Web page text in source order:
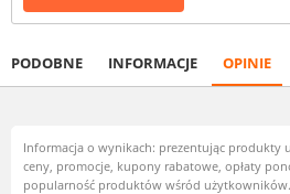
PODOBNE INFORMACJE OPINIE
Informacja o wynikach: prezentując produkty
ceny, promocje, kupony rabatowe, opłaty
popularność produktów wśród